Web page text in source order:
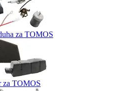
za TOMOS
za TOMOS